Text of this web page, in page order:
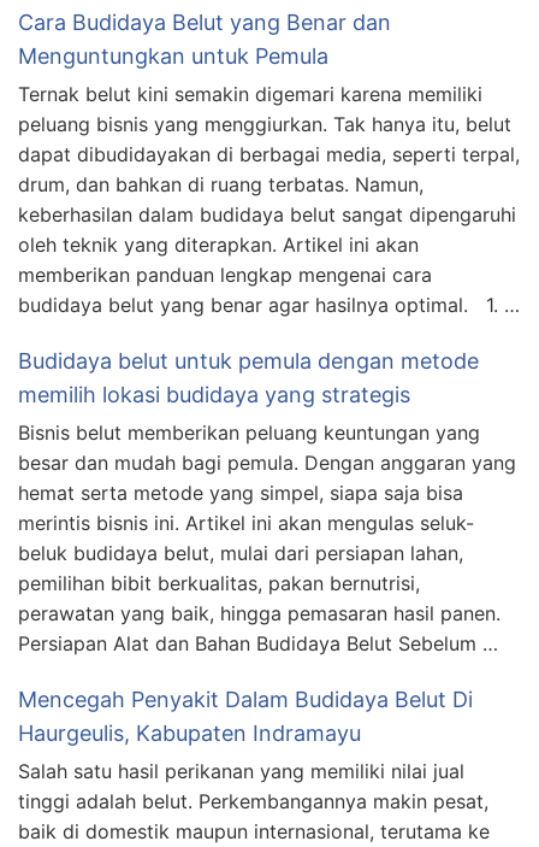
Cara Budidaya Belut yang Benar dan
Menguntungkan untuk Pemula
Ternak belut kini semakin digemari karena memiliki
peluang bisnis yang menggiurkan. Tak hanya itu, belut
dapat dibudidayakan di berbagai media, seperti terpal,
drum, dan bahkan di ruang terbatas. Namun,
keberhasilan dalam budidaya belut sangat dipengaruhi
oleh teknik yang diterapkan. Artikel ini akan
memberikan panduan lengkap mengenai cara
budidaya belut yang benar agar hasilnya optimal. 1. …
Budidaya belut untuk pemula dengan metode
memilih lokasi budidaya yang strategis
Bisnis belut memberikan peluang keuntungan yang
besar dan mudah bagi pemula. Dengan anggaran yang
hemat serta metode yang simpel, siapa saja bisa
merintis bisnis ini. Artikel ini akan mengulas seluk-
beluk budidaya belut, mulai dari persiapan lahan,
pemilihan bibit berkualitas, pakan bernutrisi,
perawatan yang baik, hingga pemasaran hasil panen.
Persiapan Alat dan Bahan Budidaya Belut Sebelum …
Mencegah Penyakit Dalam Budidaya Belut Di
Haurgeulis, Kabupaten Indramayu
Salah satu hasil perikanan yang memiliki nilai jual
tinggi adalah belut. Perkembangannya makin pesat,
baik di domestik maupun internasional, terutama ke